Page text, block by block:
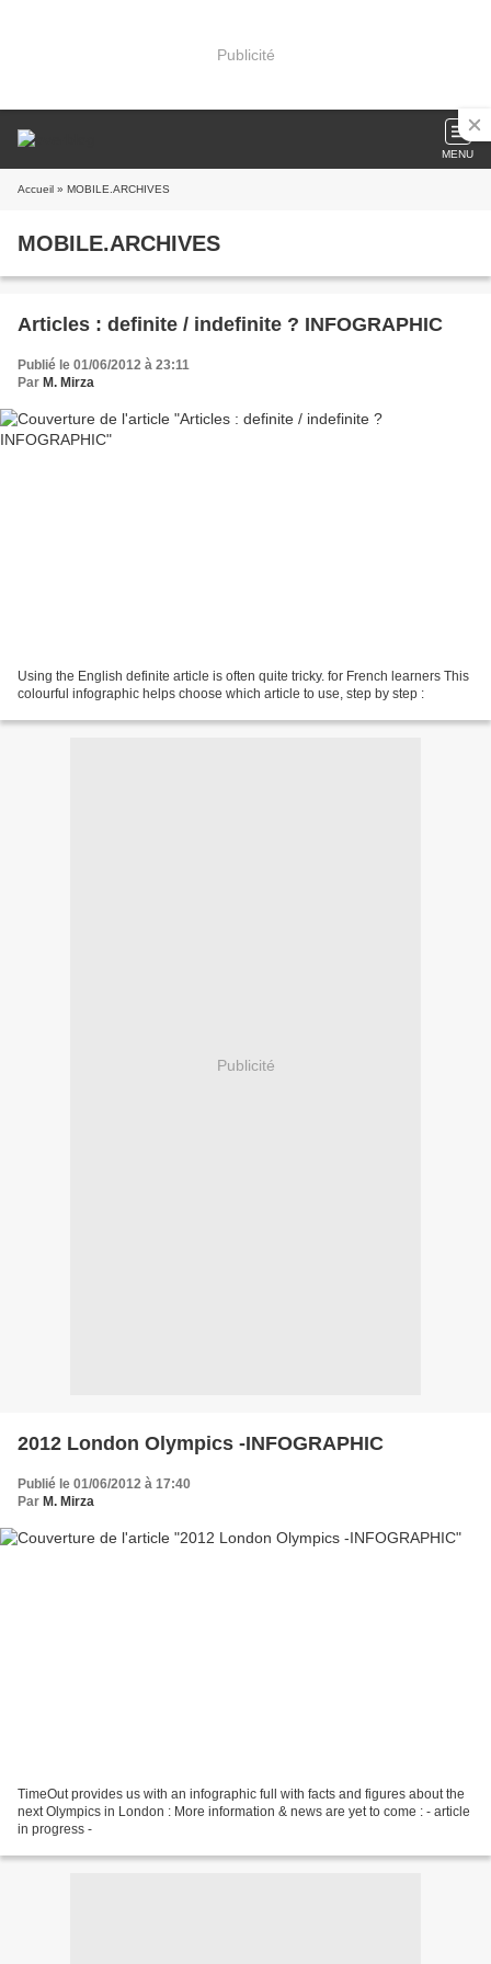
Publicité
MENU
Accueil » MOBILE.ARCHIVES
MOBILE.ARCHIVES
Articles : definite / indefinite ? INFOGRAPHIC
Publié le 01/06/2012 à 23:11
Par M. Mirza
Using the English definite article is often quite tricky. for French learners This
colourful infographic helps choose which article to use, step by step :
Publicité
2012 London Olympics -INFOGRAPHIC
Publié le 01/06/2012 à 17:40
Par M. Mirza
TimeOut provides us with an infographic full with facts and figures about the
next Olympics in London : More information & news are yet to come : - article
in progress -